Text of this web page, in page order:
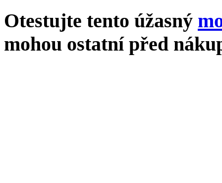
Otestujte tento úžasný
mohou ostatní před